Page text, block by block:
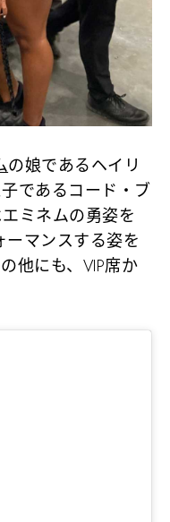
の娘であるヘイリ
であるコード・ブ
ミネムの勇姿を
ーマンスする姿を
他にも、VIP席か